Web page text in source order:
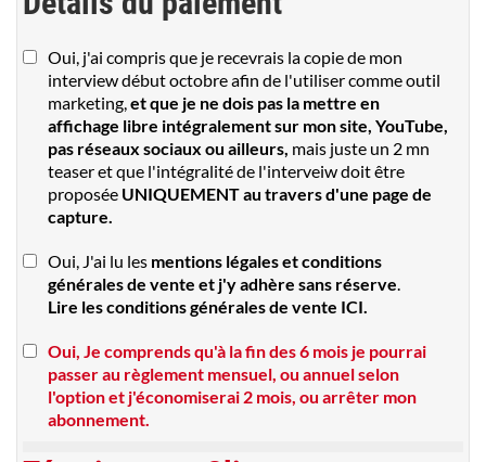
Oui, j'ai compris que je recevrais la copie de mon
interview début octobre afin de l'utiliser comme outil
marketing,et que je ne dois pas la mettre en
affichage libre intégralement sur mon site, YouTube,
pas réseaux sociaux ou ailleurs, mais juste un 2 mn
teaser et que l'intégralité de l'interveiw doit être
proposée UNIQUEMENT au travers d'une page de
capture.
Oui, J'ai lu les mentions légales et conditions
générales de vente et j'y adhère sans réserve.
Lire les conditions générales de vente ICI.
Oui, Je comprends qu'à la fin des 6 mois je pourrai
passer au règlement mensuel, ou annuel selon
l'option et j'économiserai 2 mois, ou arrêter mon
abonnement.